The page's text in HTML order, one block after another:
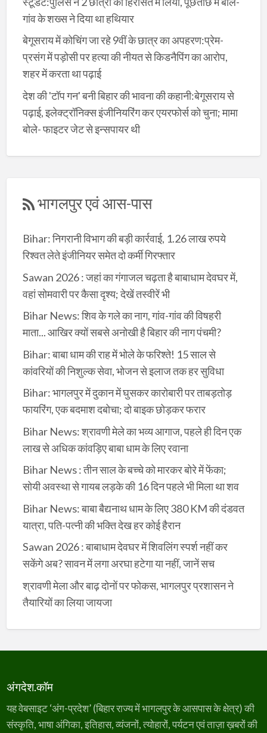
गांव के शख्स ने दिया था हथियार
बेगूसराय में कोचिंग जा रहे 9वीं के छात्र का अपहरण:प्रेम-
प्रसंग में पड़ोसी पर हत्या की नीयत से किडनैपिंग का आरोप,
शहर में करता था पढ़ाई
देश की 'टॉप गन' बनी बिहार की भावना की कहानी:बेगूसराय से
पढ़ाई, इलेक्ट्रॉनिक्स इंजीनियरिंग कर एयरफोर्स को चुना; मामा
बोले- फाइटर जेट से इन्सपायर थी
भागलपुर एवं आस-पास
Bihar: निगरानी विभाग की बड़ी कार्रवाई, 1.26 लाख रुपये
रिश्वत लेते इंजीनियर समेत दो कर्मी गिरफ्तार
Sawan 2026 : जहां का गंगाजल चढ़ता है बाबाधाम देवघर में,
वहां सोमवारी पर कैसा दृश्य; देखें तस्वीरें भी
Bihar News: शिव के गले का नाग, गांव-गांव की विषहरी
माता... आखिर क्यों सबसे अनोखी है बिहार की नाग पंचमी?
Bihar: बाबा धाम की राह में भोले के फरिश्ते! 15 साल से
कांवरियों की निशुल्क सेवा, भोजन से इलाज तक हर सुविधा
Bihar: भागलपुर में दुकान में घुसकर कारोबारी पर ताबड़तोड़
फायरिंग, एक बदमाश दबोचा; दो बाइक छोड़कर फरार
Bihar News: श्रावणी मेले का भव्य आगाज, पहले ही दिन एक
लाख से अधिक कांवड़िए बाबा धाम के लिए रवाना
Bihar News : तीन साल के बच्चे को मारकर बोरे में फेंका;
सोयी अवस्था से गायब लड़के की 16 दिन पहले भी मिला था शव
Bihar News: बाबा बैद्यनाथ धाम के लिए 380 KM की दंडवत
यात्रा, पति-पत्नी की भक्ति देख हर कोई हैरान
Sawan 2026 : बाबाधाम देवघर में शिवलिंग स्पर्श नहीं कर
सकेंगे अब? सावन में लगा अरघा हटेगा या नहीं, जानें सच
श्रावणी मेला और बाढ़ दोनों पर फोकस, भागलपुर प्रशासन ने
तैयारियों का लिया जायजा
अंगदेश.कॉम
यह वेबसाइट ‘अंग-प्रदेश’ (बिहार राज्य में भागलपुर के आसपास के क्षेत्र) की
संस्कृति, भाषा अंगिका, इतिहास, व्यंजनों, त्योहारों, पर्यटन एवं ताज़ा ख़बरों की